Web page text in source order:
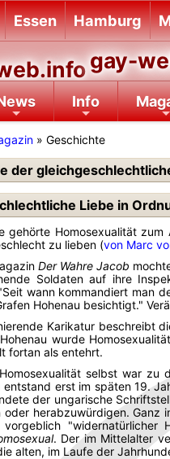
Essen Hamburg
gay-
Info
» Geschichte
der
Liebe in
gehörte Homosexualität
zu lieben (von Marc
Der Wahre Jacob
Soldaten auf ihre
wann kommandiert man
Hohenau besichtigt."
Karikatur beschreibt
Hohenau wurde
fortan als entehrt.
selbst war zu
entstand erst im späten 19.
der ungarische
oder herabzuwürdigen. Ganz
vorgeblich "widernatürlicher
. Der im Mittelalter
alten, im Laufe der